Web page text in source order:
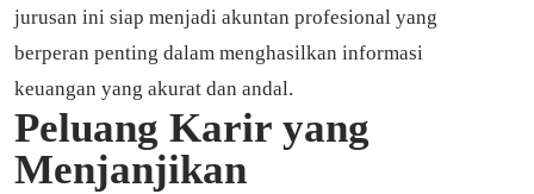
jurusan ini siap menjadi akuntan profesional yang
berperan penting dalam menghasilkan informasi
keuangan yang akurat dan andal.
Peluang Karir yang
Menjanjikan